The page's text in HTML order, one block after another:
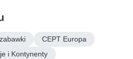
CEPT Europa
i Kontynenty